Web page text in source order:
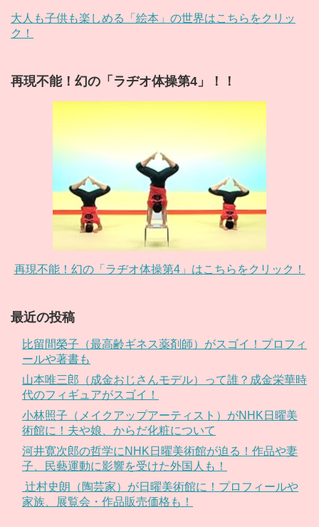
大人も子供も楽しめる「絵本」の世界はこちらをクリッ
ク！
再現不能！幻の「ラヂオ体操第4」！！
再現不能！幻の「ラヂオ体操第4」はこちらをクリック！
最近の投稿
比留間榮子（最高齢ギネス薬剤師）がスゴイ！プロフィ
ールや著書も
山本唯三郎（成金おじさんモデル）って誰？成金栄華時
代のフィギュアがスゴイ！
小林照子（メイクアップアーティスト）がNHK日曜美
術館に！夫や娘、からだ化粧について
河井寛次郎の哲学にNHK日曜美術館が迫る！作品や妻
子、民藝運動に影響を受けた外国人も！
辻村史朗（陶芸家）が日曜美術館に！プロフィールや
家族、展覧会・作品販売価格も！